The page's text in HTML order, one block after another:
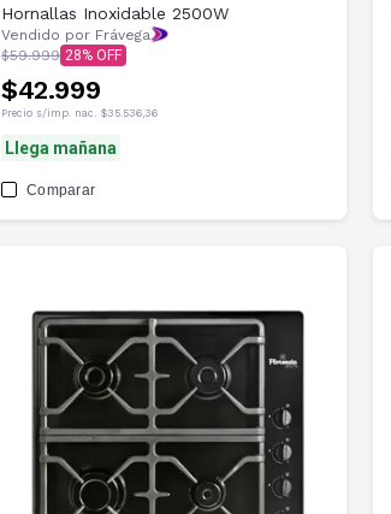
Hornallas Inoxidable 2500W
Vendido por Frávega
$59.999 28
$42.999
Precio s/imp. nac. $35.536,36
Llega mañana
Comparar